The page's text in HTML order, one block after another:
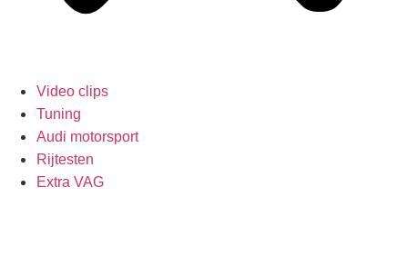
Video clips
Tuning
Audi motorsport
Rijtesten
Extra VAG